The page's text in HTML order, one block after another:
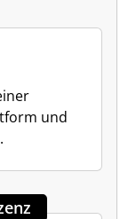
und